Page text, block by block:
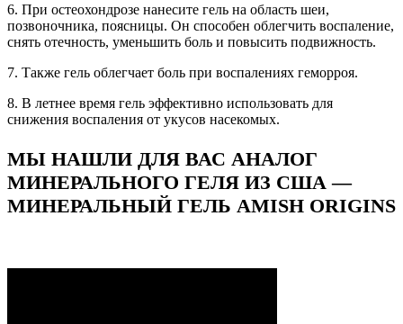
6. При остеохондрозе нанесите гель на область шеи,
позвоночника, поясницы. Он способен облегчить воспаление,
снять отечность, уменьшить боль и повысить подвижность.
7. Также гель облегчает боль при воспалениях геморроя.
8. В летнее время гель эффективно использовать для
снижения воспаления от укусов насекомых.
МЫ НАШЛИ ДЛЯ ВАС АНАЛОГ
МИНЕРАЛЬНОГО ГЕЛЯ ИЗ США —
МИНЕРАЛЬНЫЙ ГЕЛЬ AMISH ORIGINS